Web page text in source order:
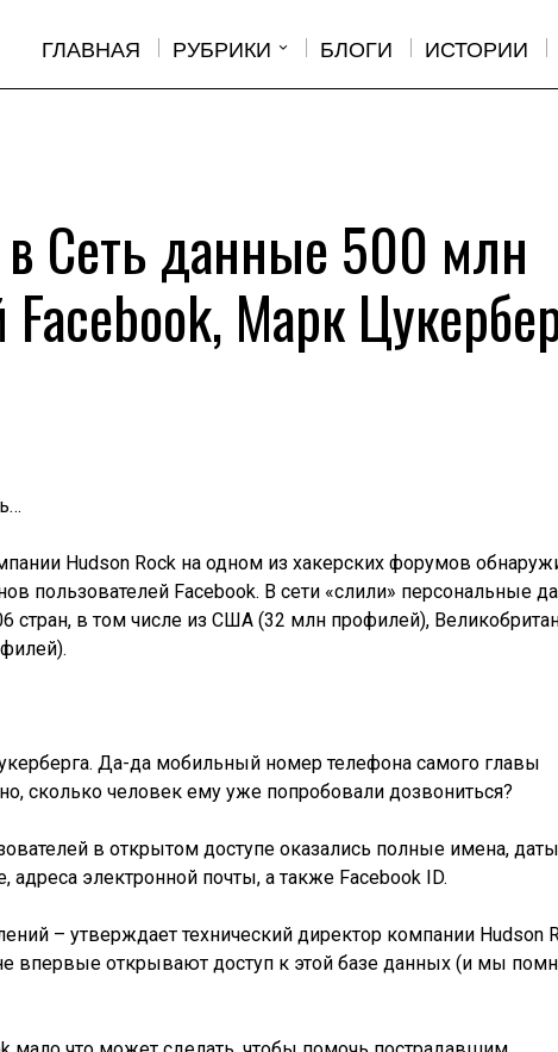
ГЛАВНАЯ РУБРИКИ БЛОГИ ИСТОРИИ
Сеть данные 500 млн
Facebook, Марк
Hudson Rock на одном из хакерских форумов
пользователей Facebook. В сети «слили» персональные
стран, в том числе из США (32 млн профилей),
Да-да мобильный номер телефона самого главы
сколько человек ему уже попробовали дозвониться?
в открытом доступе оказались полные имена, даты
электронной почты, а также Facebook ID.
– утверждает технический директор компании Hudson
впервые открывают доступ к этой базе данных (и мы